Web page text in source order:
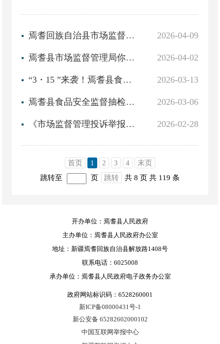
2026-04-09
焉耆回族自治县市场监督管理局关于不合格食品核查处置情况的通告
2026-04-02
焉耆县市场监督管理局你点我检专项抽检信息公示（2026年 第1期）
2026-03-13
“3・15 ”来袭！焉耆县食品安全“你点我检”上线
2026-03-06
焉耆县食品安全监督抽检结果信息公示（2026年第2期）
2026-02-28
《市场监督管理投诉举报处理办法》
首页 1 2 3 4
末页
跳转至
页 跳转 共 8 页 共 119 条
开办单位：焉耆县人民政府
主办单位：焉耆县人民政府办公室
地址：新疆焉耆回族自治县解放路1408号
联系电话：6025008
承办单位：焉耆县人民政府电子政务办公室
政府网站标识码：6528260001
新ICP备08000431号-1
新公安备 65282602000102
中国互联网举报中心